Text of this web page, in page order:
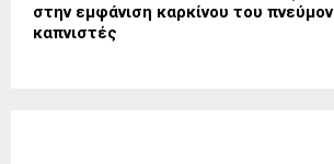
στην εμφάνιση καρκίνου του
καπνιστές